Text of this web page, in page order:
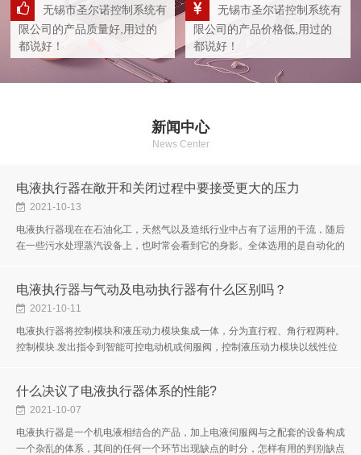
无锡市圣尔诺控制系统有
限公司的产品质量好,用过的
都说好！
无锡市圣尔诺控制系统有
限公司的产品价格低,用过的
都说好！
新闻中心
News Center
电液执行器在敞开和关闭过程中要接受更大的压力
2021-10-13
电液执行器现在在石油化工，天然气以及造纸行业中占有了运用的干流，随后
在一些污水处理蒸汽设备上，也时常会看到它的身影。全体选用的是自动化的
电液执行器与气动及电动执行器有什么区别吗？
2021-10-11
电液执行器将控制模块和液压动力模块集成一体，分为直行程、角行程两种。
控制模块.发出指令到智能可控电动机或伺服阀，控制液压动力模块以线性位
什么决议了电液执行器体系的性能?
2021-10-07
电液执行器是一个机电液相结合的产品，加上电液伺服阀与之配套的设备构成
一个杂乱的体系，其间的任何一个环节出现缺点的时分，怎样有用的判别缺点